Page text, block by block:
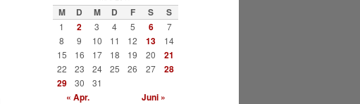
M D M D F S S
1 2 3 4 5 6
7
8
9 10 11 12 13
14
15
16 17 18 19 20 21
22 23 24 25 26 27
28
29
30 31
« Apr. Juni »